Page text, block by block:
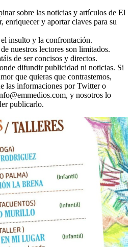
sobre las noticias y artículos de El
enriquecer y aportar claves para su
insulto y la confrontación.
nuestros lectores son limitados.
de ser concisos y directos.
difundir publicidad ni noticias. Si
que quieras que contrastemos,
las informaciones por Twitter o
y nosotros lo
publicarlo.